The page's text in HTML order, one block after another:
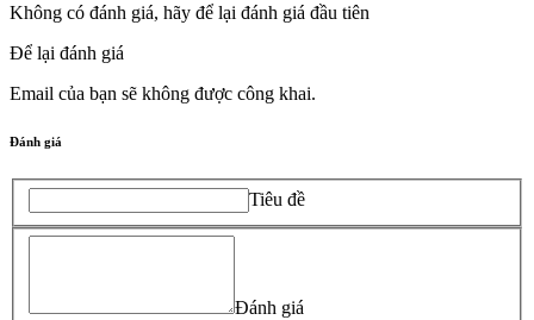
Không có đánh giá, hãy để lại đánh giá đầu tiên
Để lại đánh giá
Email của bạn sẽ không được công khai.
Đánh giá
Tiêu đề
Đánh giá